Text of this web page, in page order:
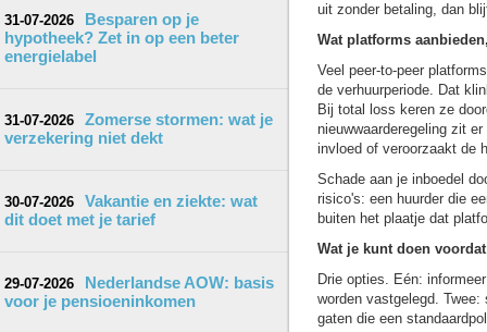
31-07-2026
Besparen op je
hypotheek? Zet in op een beter
energielabel
31-07-2026
Zomerse stormen: wat je
verzekering niet dekt
30-07-2026
Vakantie en ziekte: wat
dit doet met je tarief
29-07-2026
Nederlandse AOW: basis
voor je pensioeninkomen
uit zonder betaling, dan
Wat platforms
Veel peer-to-peer
de verhuurperiode. Dat
Bij total loss keren ze
nieuwwaarderegeling zit
invloed of veroorzaakt de
Schade aan je inboedel
risico's: een huurder die
buiten het plaatje dat
Wat je kunt doen
Drie opties. Eén:
worden vastgelegd.
gaten die een